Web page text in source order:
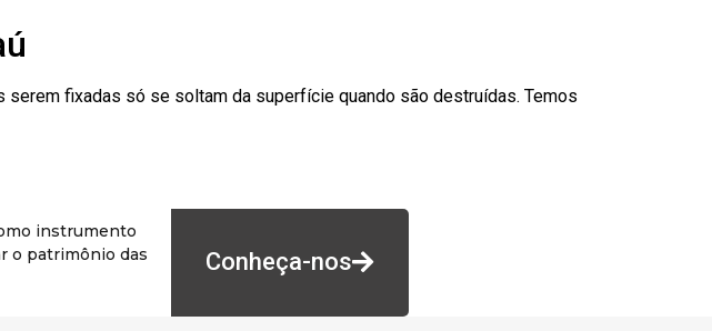
fixadas só se soltam da superfície quando são destruídas. Temos
instrumento
o patrimônio das
Conheça-nos